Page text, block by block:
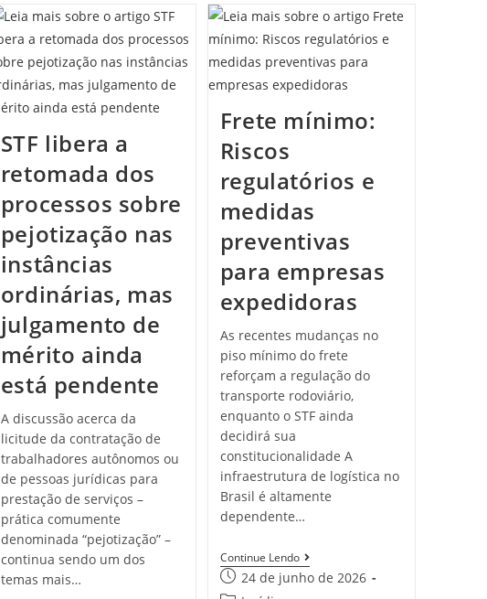
STF libera a
retomada dos
processos sobre
pejotização nas
instâncias
ordinárias, mas
julgamento de
mérito ainda
está pendente
A discussão acerca da
licitude da contratação de
trabalhadores autônomos ou
de pessoas jurídicas para
prestação de serviços –
prática comumente
denominada “pejotização” –
continua sendo um dos
temas mais…
Frete mínimo:
Riscos
regulatórios e
medidas
preventivas
para empresas
expedidoras
As recentes mudanças no
piso mínimo do frete
reforçam a regulação do
transporte rodoviário,
enquanto o STF ainda
decidirá sua
constitucionalidade A
infraestrutura de logística no
Brasil é altamente
dependente…
Continue Lendo
24 de junho de 2026